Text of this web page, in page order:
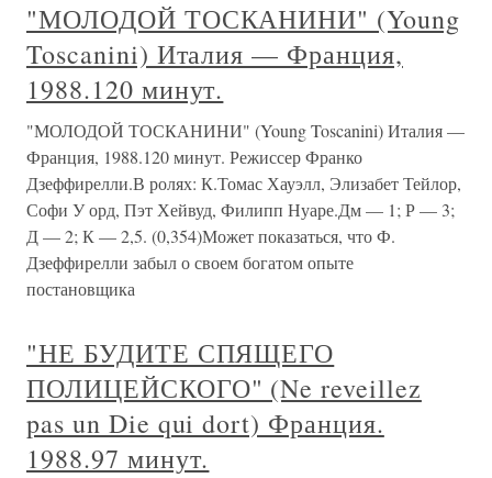
"МОЛОДОЙ ТОСКАНИНИ" (Young
Toscanini) Италия — Франция,
1988.120 минут.
"МОЛОДОЙ ТОСКАНИНИ" (Young Toscanini) Италия —
Франция, 1988.120 минут. Режиссер Франко
Дзеффирелли.В ролях: К.Томас Хауэлл, Элизабет Тейлор,
Софи У орд, Пэт Хейвуд, Филипп Нуаре.Дм — 1; Р — 3;
Д — 2; К — 2,5. (0,354)Может показаться, что Ф.
Дзеффирелли забыл о своем богатом опыте
постановщика
"НЕ БУДИТЕ СПЯЩЕГО
ПОЛИЦЕЙСКОГО" (Ne reveillez
pas un Die qui dort) Франция.
1988.97 минут.